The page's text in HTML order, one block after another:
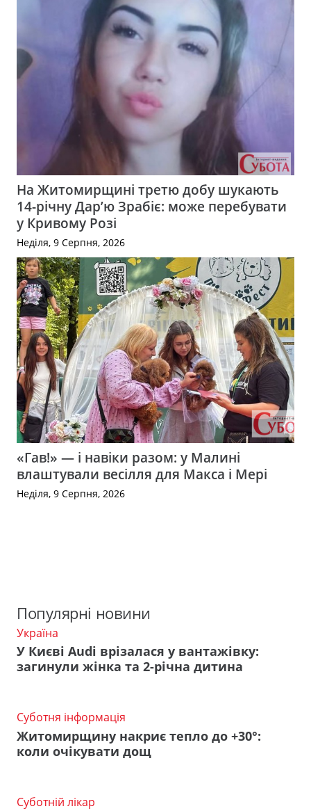
На Житомирщині третю добу шукають
14-річну Дар’ю Зрабіє: може перебувати
у Кривому Розі
Неділя, 9 Серпня, 2026
«Гав!» — і навіки разом: у Малині
влаштували весілля для Макса і Мері
Неділя, 9 Серпня, 2026
Популярні новини
Україна
У Києві Audi врізалася у вантажівку:
загинули жінка та 2-річна дитина
Суботня інформація
Житомирщину накриє тепло до +30°:
коли очікувати дощ
Суботній лікар